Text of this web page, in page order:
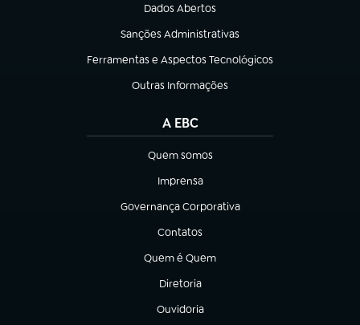
Dados Abertos
(abre em nova aba)
Sanções Administrativas
(abre em nova aba)
Ferramentas e Aspectos Tecnológicos
(abre em nova aba)
Outras Informações
(abre em nova aba)
A EBC
Quem somos
(abre em nova aba)
Imprensa
(abre em nova aba)
Governança Corporativa
(abre em nova aba)
Contatos
(abre em nova aba)
Quem é Quem
(abre em nova aba)
Diretoria
(abre em nova aba)
Ouvidoria
(abre em nova aba)